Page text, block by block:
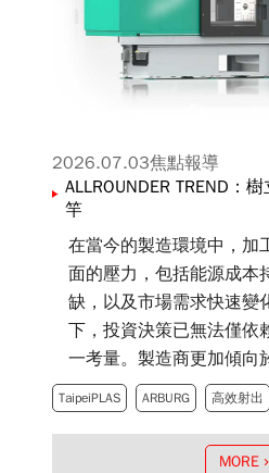
2026.07.03焦點報導
ALLROUNDER TREND：
竿
在當今的製造環境中，加
面的壓力，包括能源成本
缺，以及市場需求快速變
下，投資決策已無法僅依
一考量。製造商更加傾向
率與操作便利性，並能帶
體解決方案。有鑑於此，
台概念——電動式
TaipeiPLAS ARBURG 高效射出
MORE